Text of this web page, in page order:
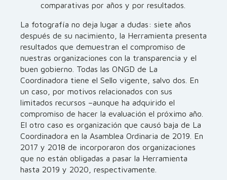
comparativas por años y por resultados.
La fotografía no deja lugar a dudas: siete años
después de su nacimiento, la Herramienta presenta
resultados que demuestran el compromiso de
nuestras organizaciones con la transparencia y el
buen gobierno. Todas las ONGD de La
Coordinadora tiene el Sello vigente, salvo dos. En
un caso, por motivos relacionados con sus
limitados recursos –aunque ha adquirido el
compromiso de hacer la evaluación el próximo año.
El otro caso es organización que causó baja de La
Coordinadora en la Asamblea Ordinaria de 2019. En
2017 y 2018 de incorporaron dos organizaciones
que no están obligadas a pasar la Herramienta
hasta 2019 y 2020, respectivamente.